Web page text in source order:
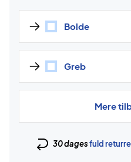
Bolde
Greb
Mere
30 dagesfuld